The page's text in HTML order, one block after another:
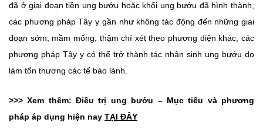
đã ở giai đoạn tiền ung bướu hoặc khối ung bướu đã hình thành,
các phương pháp Tây y gần như không tác động đến những giai
đoạn sớm, mầm mống, thậm chí xét theo phương diện khác, các
phương pháp Tây y có thể trở thành tác nhân sinh ung bướu do
làm tổn thương các tế bào lành.
>>> Xem thêm: Điều trị ung bướu – Mục tiêu và phương
pháp áp dụng hiện nay TẠI ĐÂY